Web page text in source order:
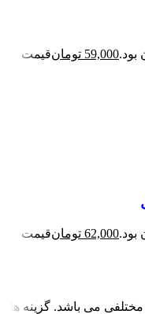
59,000 تومانقیمت
62,000 تومانقیمت
می باشد. گزینه ها